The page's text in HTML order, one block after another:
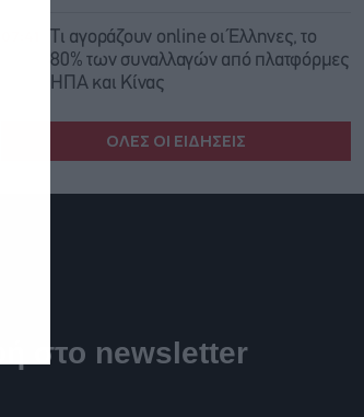
Τι αγοράζουν online οι Έλληνες, το
80% των συναλλαγών από πλατφόρμες
ΗΠΑ και Κίνας
ΟΛΕΣ ΟΙ ΕΙΔΗΣΕΙΣ
στο newsletter